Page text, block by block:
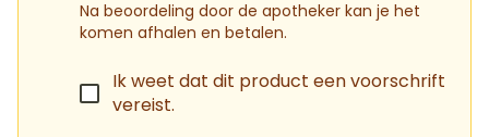
Na beoordeling door de apotheker kan je het
komen afhalen en betalen.
Ik weet dat dit product een voorschrift
vereist.